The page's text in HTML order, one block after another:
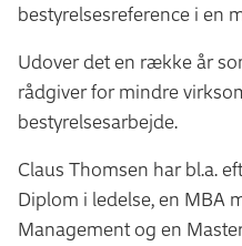
bestyrelsesreference i en
Udover det en række år
rådgiver for mindre
bestyrelsesarbejde.
Claus Thomsen har bl.a.
Diplom i ledelse, en MBA
Management og en